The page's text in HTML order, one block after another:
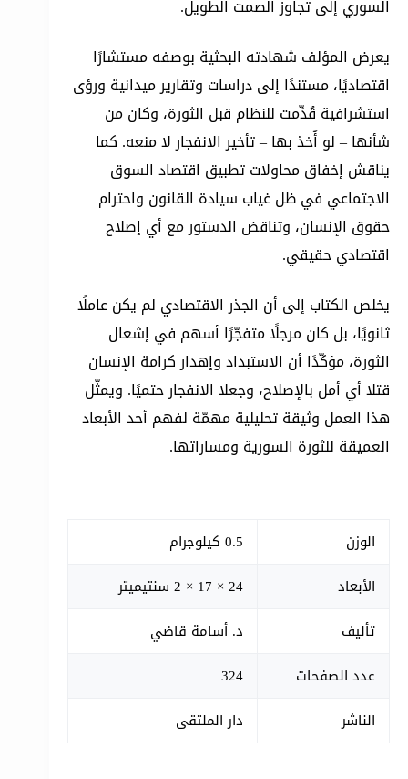
السوري إلى تجاوز الصمت الطويل.
يعرض المؤلف شهادته البحثية بوصفه مستشارًا
اقتصاديًا، مستندًا إلى دراسات وتقارير ميدانية ورؤى
استشرافية قُدِّمت للنظام قبل الثورة، وكان من
شأنها – لو أُخذ بها – تأخير الانفجار لا منعه. كما
يناقش إخفاق محاولات تطبيق اقتصاد السوق
الاجتماعي في ظل غياب سيادة القانون واحترام
حقوق الإنسان، وتناقض الدستور مع أي إصلاح
اقتصادي حقيقي.
يخلص الكتاب إلى أن الجذر الاقتصادي لم يكن عاملًا
ثانويًا، بل كان مرجلًا متفجّرًا أسهم في إشعال
الثورة، مؤكّدًا أن الاستبداد وإهدار كرامة الإنسان
قتلا أي أمل بالإصلاح، وجعلا الانفجار حتميًا. ويمثّل
هذا العمل وثيقة تحليلية مهمّة لفهم أحد الأبعاد
العميقة للثورة السورية ومساراتها.
الوزن
0.5 كيلوجرام
الأبعاد
24 × 17 × 2 سنتيميتر
تأليف
د. أسامة قاضي
عدد الصفحات
324
الناشر
دار الملتقى